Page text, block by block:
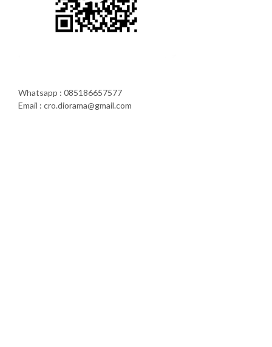
Whatsapp : 085186657577
Email : cro.diorama@gmail.com